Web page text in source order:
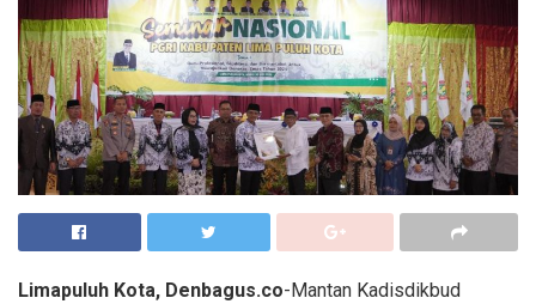
Limapuluh Kota, Denbagus.co-Mantan Kadisdikbud